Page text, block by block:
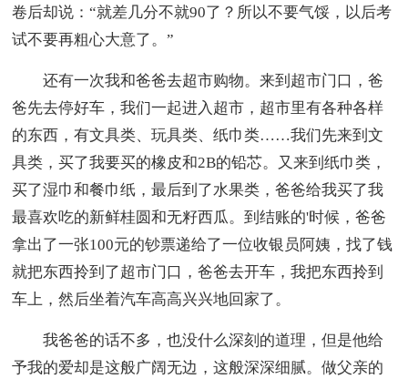
卷后却说：“就差几分不就90了？所以不要气馁，以后考
试不要再粗心大意了。”
还有一次我和爸爸去超市购物。来到超市门口，爸
爸先去停好车，我们一起进入超市，超市里有各种各样
的东西，有文具类、玩具类、纸巾类……我们先来到文
具类，买了我要买的橡皮和2B的铅芯。又来到纸巾类，
买了湿巾和餐巾纸，最后到了水果类，爸爸给我买了我
最喜欢吃的新鲜桂圆和无籽西瓜。到结账的'时候，爸爸
拿出了一张100元的钞票递给了一位收银员阿姨，找了钱
就把东西拎到了超市门口，爸爸去开车，我把东西拎到
车上，然后坐着汽车高高兴兴地回家了。
我爸爸的话不多，也没什么深刻的道理，但是他给
予我的爱却是这般广阔无边，这般深深细腻。做父亲的